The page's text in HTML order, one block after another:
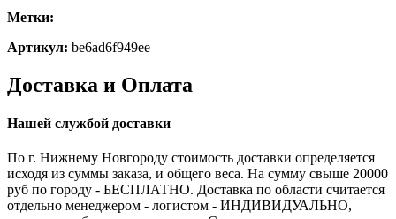
Метки:
Артикул: be6ad6f949ee
Доставка и Оплата
Нашей службой доставки
По г. Нижнему Новгороду стоимость доставки определяется
исходя из суммы заказа, и общего веса. На сумму свыше 20000
руб по городу - БЕСПЛАТНО. Доставка по области считается
отдельно менеджером - логистом - ИНДИВИДУАЛЬНО,